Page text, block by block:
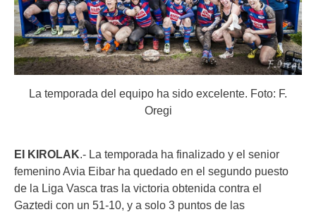
La temporada del equipo ha sido excelente. Foto: F.
Oregi
EI KIROLAK .- La temporada ha finalizado y el senior
femenino Avia Eibar ha quedado en el segundo puesto
de la Liga Vasca tras la victoria obtenida contra el
Gaztedi con un 51-10, y a solo 3 puntos de las